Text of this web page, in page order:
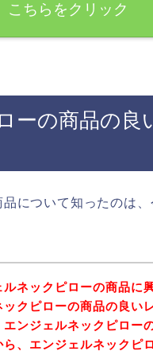
こちらをクリック
ーの商品の良
について知ったのは、
ルネックピローの商品に
クピローの商品の良い
ンジェルネックピロー
、エンジェルネックピ